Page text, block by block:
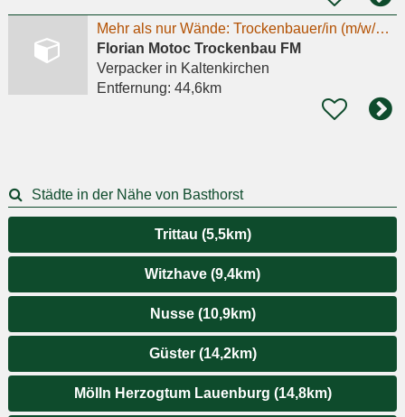
Mehr als nur Wände: Trockenbauer/in (m/w/d) mit Anpacker-Mentalität gesucht
Florian Motoc Trockenbau FM
Verpackerin Kaltenkirchen
Entfernung: 44,6km
Städte in der Nähe von Basthorst
Trittau (5,5km)
Witzhave (9,4km)
Nusse (10,9km)
Güster (14,2km)
Mölln Herzogtum Lauenburg (14,8km)